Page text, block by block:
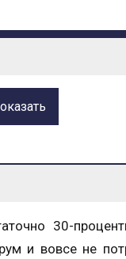
30-
и вовсе не